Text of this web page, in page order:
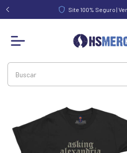
Site 100% Seguro | Vendedora Oficial